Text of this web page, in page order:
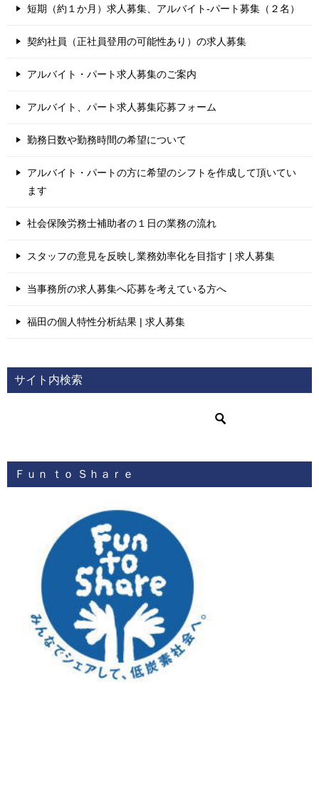
短期（約１か月）求人募集、アルバイト-パート募集（２名）
契約社員（正社員登用の可能性あり）の求人募集
アルバイト・パート求人募集のご案内
アルバイト、パート求人募集応募フォーム
勤務日数や勤務時間の希望について
アルバイト・パートの方に希望のシフトを作成して頂いてい
ます
社会保険労務士補助者の１日の業務の流れ
スタッフの意見を反映し業務効率化を目指す | 求人募集
当事務所の求人募集へ応募を考えている方へ
福田の個人特性分析結果 | 求人募集
サイト内検索
Ｆｕｎ ｔｏ Ｓｈａｒｅ